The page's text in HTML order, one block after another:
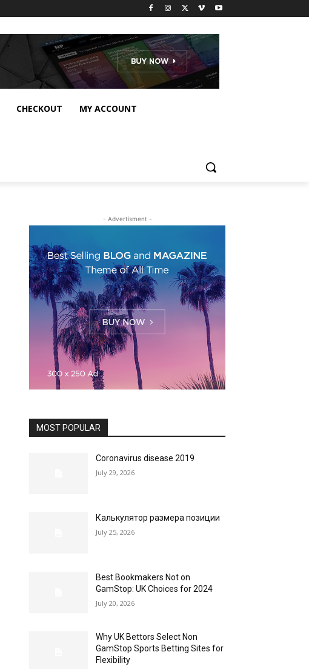
CHECKOUT MY ACCOUNT
- Advertisment -
MOST POPULAR
Coronavirus disease 2019
July 29, 2026
Калькулятор размера позиции
July 25, 2026
Best Bookmakers Not on
GamStop: UK Choices for 2024
July 20, 2026
Why UK Bettors Select Non
GamStop Sports Betting Sites for
Flexibility